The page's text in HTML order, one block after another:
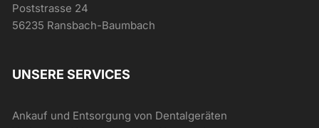
Poststrasse 24
56235 Ransbach-Baumbach
UNSERE SERVICES
Ankauf und Entsorgung von Dentalgeräten